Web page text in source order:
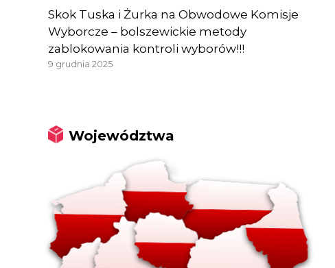
Skok Tuska i Żurka na Obwodowe Komisje
Wyborcze – bolszewickie metody
zablokowania kontroli wyborów!!!
9 grudnia 2025
Województwa